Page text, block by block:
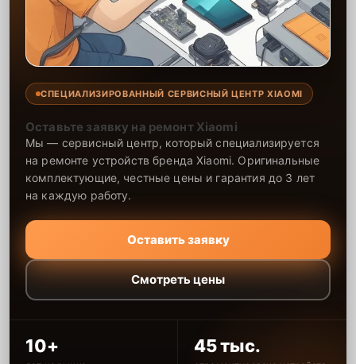
СПЕЦИАЛИЗИРОВАННЫЙ СЕРВИСНЫЙ ЦЕНТР XIAOMI
Оставьте заявку на ремонт Xiaomi
Мы — сервисный центр, который специализируется
на ремонте устройств бренда Xiaomi. Оригинальные
комплектующие, честные цены и гарантия до 3 лет
на каждую работу.
Оставить заявку
Смотреть цены
10+ 45 тыс.